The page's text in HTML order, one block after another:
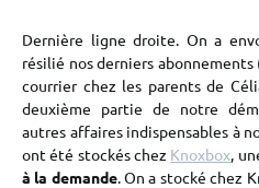
Dernière ligne droite. On a
résilié nos derniers
courrier chez les parents de
deuxième partie de notre
autres affaires indispensables à
ont été stockés chez Knoxbox ,
à la demande. On a stocké chez